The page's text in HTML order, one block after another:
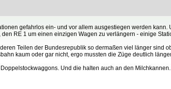
gefahrlos ein- und vor allem ausgestiegen werden
RE 1 um einen einzigen Wagen zu verlängern - einige
Teilen der Bundesrepublik so dermaßen viel länger sind
kaum oder gar nicht, ergo mussten die Züge deutlich
Und die halten auch an den